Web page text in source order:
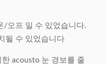
/오프 일 수 있었습니다.
될 수 있었습니다
acousto 눈 경보를 줄